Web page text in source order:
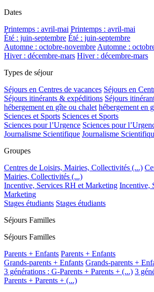
Dates
Printemps : avril-mai Printemps : avril-mai
Été : juin-septembre Été : juin-septembre
Automne : octobre-novembre Automne :
Hiver : décembre-mars Hiver : décembre-mars
Types de séjour
Séjours en Centres de vacances Séjours en
Séjours itinérants & expéditions Séjours
hébergement en gîte ou chalet hébergement en
Sciences et Sports Sciences et Sports
Sciences pour l’Urgence Sciences pour
Journalisme Scientifique Journalisme
Groupes
Centres de Loisirs, Mairies, Collectivités (...)
Mairies, Collectivités (...)
Incentive, Services RH et Marketing Incentive,
Marketing
Stages étudiants Stages étudiants
Séjours Familles
Séjours Familles
Parents + Enfants Parents + Enfants
Grands-parents + Enfants Grands-parents +
3 générations : G-Parents + Parents + (...) 3
Parents + Parents + (...)